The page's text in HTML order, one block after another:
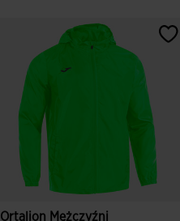
Ortalion Mężczyźni